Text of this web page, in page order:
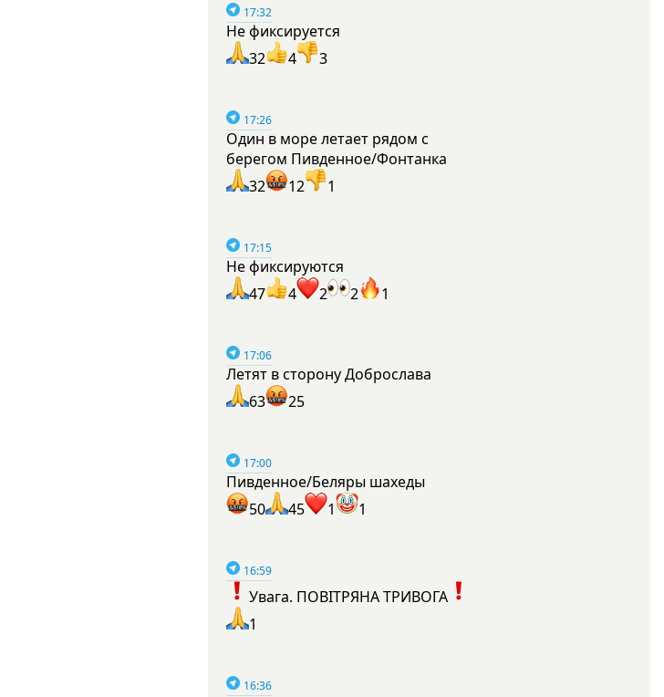
17:32
Не фиксируется
32
4 3
17:26
Один в море летает рядом с
берегом Пивденное/Фонтанка
32
12 1
17:15
Не фиксируются
47
4 2 2 1
17:06
Летят в сторону Доброслава
63
25
17:00
Пивденное/Беляры шахеды
50
45 1 1
16:59
Увага. ПОВІТРЯНА ТРИВОГА
1
16:36